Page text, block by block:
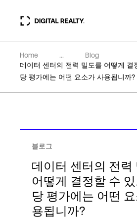
데이터 센터
PlatformDIGITAL®
전문성 및 리소스
소개
Home ...
Blog
데이터 센터의 전력 밀도를 어떻게 결
당 평가에는 어떤 요소가 사용됩니까?
블로그
데이터 센터의 전력
어떻게 결정할 수 있
당 평가에는 어떤
용됩니까?